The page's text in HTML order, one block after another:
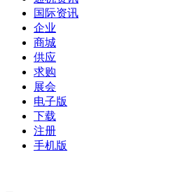
国际资讯
企业
商城
供应
求购
展会
电子版
下载
注册
手机版